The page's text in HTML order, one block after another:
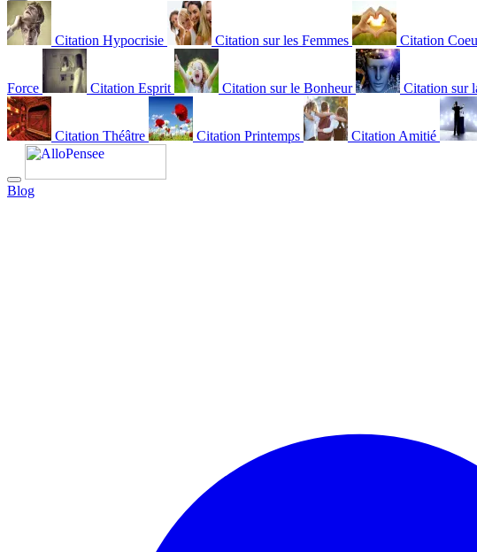
Citation Hypocrisie Citation sur les Femmes Citation
Force Citation Esprit Citation sur le Bonheur Citation sur
Citation Théâtre Citation Printemps Citation Amitié
Blog